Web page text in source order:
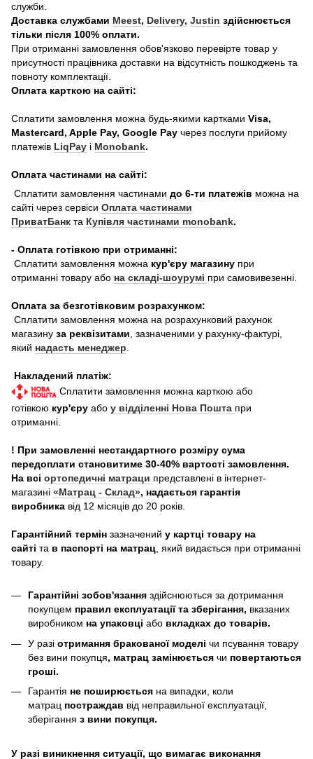
служби.
Доставка службами Meest, Delivery, Justin здійснюється
тільки після 100% оплати.
При отриманні замовлення обов'язково перевірте товар у
присутності працівника доставки на відсутність пошкоджень та
повноту комплектації.
Оплата карткою на сайті:
Сплатити замовлення можна будь-якими картками Visa,
Mastercard, Apple Pay, Google Pay через послуги прийому
платежів LiqPay і Monobank.
Оплата частинами на сайті:
Сплатити замовлення частинами до 6-ти платежів можна на
сайті через сервіси Оплата частинами
ПриватБанк та Купівля частинами monobank.
- Оплата готівкою при отриманні:
Сплатити замовлення можна кур'єру магазину при
отриманні товару або на складі-шоурумі при самовивезенні.
Оплата за безготівковим розрахунком:
Сплатити замовлення можна на розрахунковий рахунок
магазину за реквізитами , зазначеними у рахунку-фактурі,
який надасть менеджер
Накладений платіж:
Сплатити замовлення можна карткою або
готівкою кур'єру або у відділенні Нова Пошта при
отриманні.
! При замовленні нестандартного розміру сума
передоплати становитиме 30-40% вартості замовлення.
На всі ортопедичні матраци представлені в інтернет-
магазині «Матрац - Склад», надається гарантія
виробника від 12 місяців до 20 років.
Гарантійний термін зазначений у картці товару на
сайті та в паспорті на матрац, який видається при отриманні
товару.
Гарантійні зобов'язання здійснюються за дотримання
покупцем правил експлуатації та зберігання, вказаних
виробником на упаковці або вкладках до товарів.
У разі отримання бракованої моделі чи псування товару
без вини покупця, матрац замінюється чи повертаються
гроші.
Гарантія не поширюється на випадки, коли
матрац постраждав від неправильної експлуатації,
зберігання з вини покупця.
У разі виникнення ситуації, що вимагає виконання